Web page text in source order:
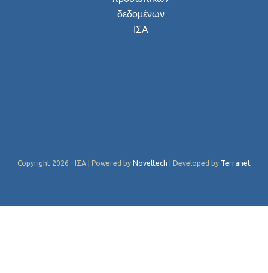
δεδομένων
ΙΣΑ
Copyright 2026 - ΙΣΑ | Powered by Noveltech | Developed by Terranet